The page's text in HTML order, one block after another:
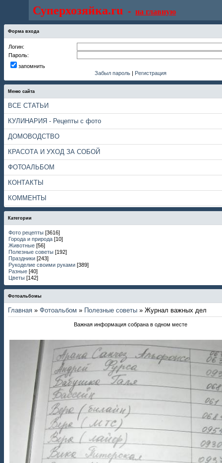
Суперхозяйка.ru - на главную
Форма входа
Логин:
Пароль:
запомнить
Забыл пароль | Регистрация
Меню сайта
ВСЕ СТАТЬИ
КУЛИНАРИЯ - Рецепты с фото
ДОМОВОДСТВО
КРАСОТА И УХОД ЗА СОБОЙ
ФОТОАЛЬБОМ
КОНТАКТЫ
КОММЕНТЫ
Категории
Фото рецепты [3616]
Города и природа [10]
Животные [56]
Полезные советы [192]
Праздники [243]
Рукоделие своими руками [389]
Разные [40]
Цветы [142]
Фотоальбомы
Главная » Фотоальбом » Полезные советы » Журнал важных дел
Важная информация собрана в одном месте